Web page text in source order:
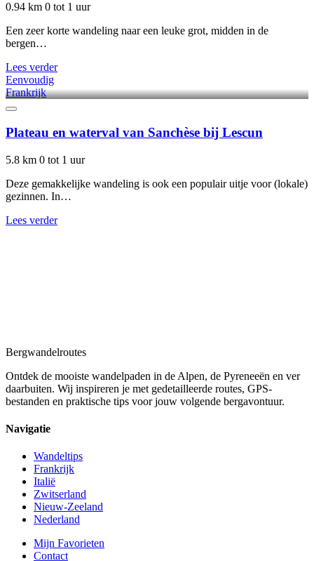
0.94 km 0 tot 1 uur
Een zeer korte wandeling naar een leuke grot, midden in de
bergen…
Lees verder
Eenvoudig
Frankrijk
Plateau en waterval van Sanchèse bij Lescun
5.8 km 0 tot 1 uur
Deze gemakkelijke wandeling is ook een populair uitje voor (lokale)
gezinnen. In…
Lees verder
Bergwandelroutes
Ontdek de mooiste wandelpaden in de Alpen, de Pyreneeën en ver
daarbuiten. Wij inspireren je met gedetailleerde routes, GPS-
bestanden en praktische tips voor jouw volgende bergavontuur.
Navigatie
Wandeltips
Frankrijk
Italië
Zwitserland
Nieuw-Zeeland
Nederland
Mijn Favorieten
Contact